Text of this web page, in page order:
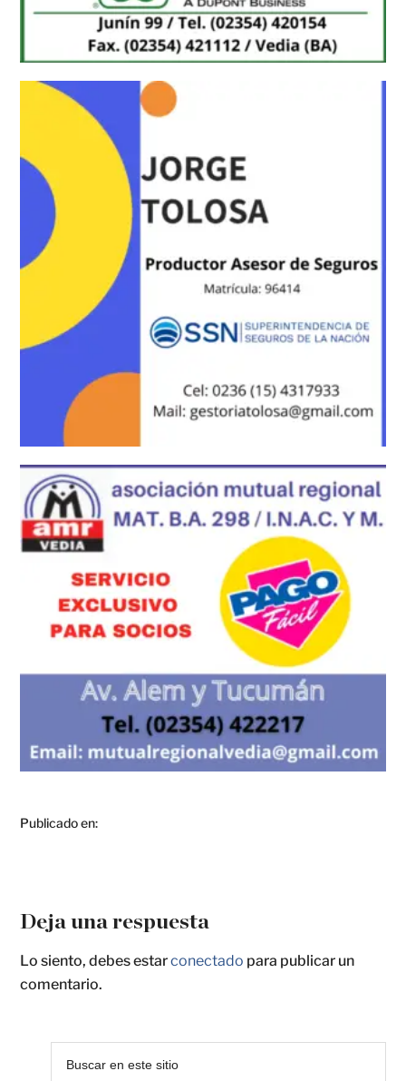
Publicado en:
Deja una respuesta
Lo siento, debes estarconectado para publicar un
comentario.